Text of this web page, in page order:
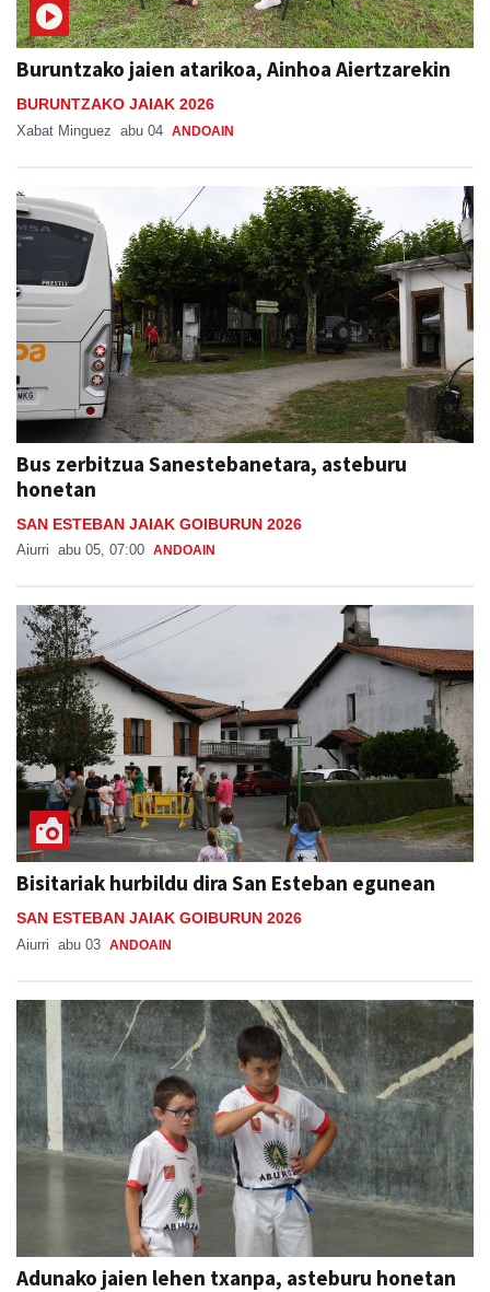
Buruntzako jaien atarikoa, Ainhoa Aiertzarekin
BURUNTZAKO JAIAK 2026
Xabat Minguez abu 04 ANDOAIN
Bus zerbitzua Sanestebanetara, asteburu
honetan
SAN ESTEBAN JAIAK GOIBURUN 2026
Aiurri abu 05, 07:00 ANDOAIN
Bisitariak hurbildu dira San Esteban egunean
SAN ESTEBAN JAIAK GOIBURUN 2026
Aiurri abu 03 ANDOAIN
Adunako jaien lehen txanpa, asteburu honetan